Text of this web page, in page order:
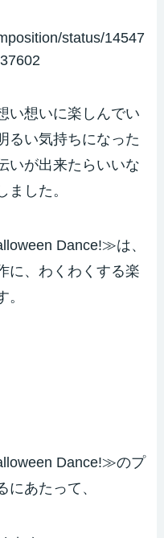
status/14547
い想いに楽しんでい
るい気持ちになった
いが出来たらいいな
ました。
Dance!≫は、
に、わくわくする楽
Dance!≫のプ
にあたって、